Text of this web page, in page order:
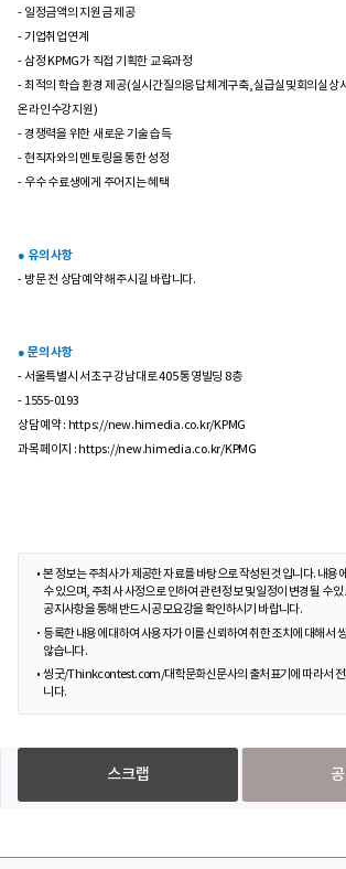
- 일정금액의 지원금 제공
- 기업취업연계
- 삼정 KPMG가 직접 기획한 교육과정
- 최적의 학습 환경 제공(실시간질의응답체계구축,실급실및회의실상
온라인수강지원)
- 경쟁력을 위한 새로운 기술 습득
- 현직자와의 멘토링을 통한 성정
- 우수 수료생에게 주어지는 혜택
● 유의 사항
- 방문 전 상담예약 해주시길 바랍니다.
● 문의 사항
- 서울특별시 서초구 강남대로 405 통영빌딩 8층
- 1555-0193
상담예약 : https://new.himedia.co.kr/KPMG
과목페이지 : https://new.himedia.co.kr/KPMG
본 정보는 주최사가 제공한 자료를 바탕으로 작성된 것입니다. 내용
수 있으며, 주최사 사정으로 인하여 관련 정보 및 일정이 변경될 수
공지사항을 통해 반드시 공모요강을 확인하시기 바랍니다.
등록한 내용에 대하여 사용자가 이를 신뢰하여 취한 조치에 대해서
않습니다.
씽굿/Thinkcontest.com/대학문화신문사의 출처표기에 따라서 전
니다.
스크랩